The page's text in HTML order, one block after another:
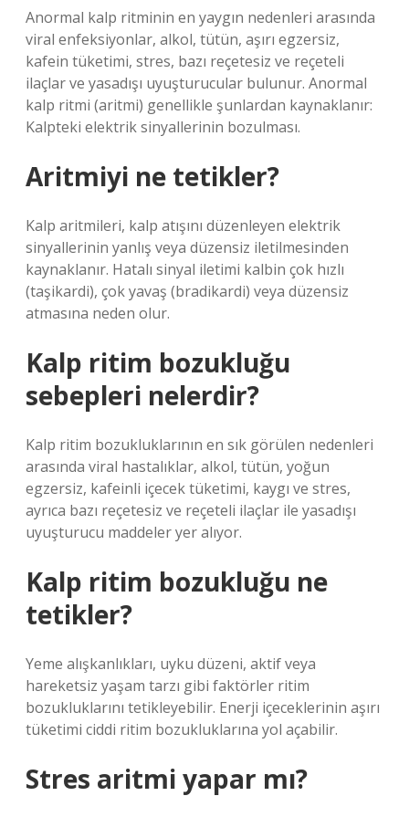
Anormal kalp ritminin en yaygın nedenleri arasında
viral enfeksiyonlar, alkol, tütün, aşırı egzersiz,
kafein tüketimi, stres, bazı reçetesiz ve reçeteli
ilaçlar ve yasadışı uyuşturucular bulunur. Anormal
kalp ritmi (aritmi) genellikle şunlardan kaynaklanır:
Kalpteki elektrik sinyallerinin bozulması.
Aritmiyi ne tetikler?
Kalp aritmileri, kalp atışını düzenleyen elektrik
sinyallerinin yanlış veya düzensiz iletilmesinden
kaynaklanır. Hatalı sinyal iletimi kalbin çok hızlı
(taşikardi), çok yavaş (bradikardi) veya düzensiz
atmasına neden olur.
Kalp ritim bozukluğu
sebepleri nelerdir?
Kalp ritim bozukluklarının en sık görülen nedenleri
arasında viral hastalıklar, alkol, tütün, yoğun
egzersiz, kafeinli içecek tüketimi, kaygı ve stres,
ayrıca bazı reçetesiz ve reçeteli ilaçlar ile yasadışı
uyuşturucu maddeler yer alıyor.
Kalp ritim bozukluğu ne
tetikler?
Yeme alışkanlıkları, uyku düzeni, aktif veya
hareketsiz yaşam tarzı gibi faktörler ritim
bozukluklarını tetikleyebilir. Enerji içeceklerinin aşırı
tüketimi ciddi ritim bozukluklarına yol açabilir.
Stres aritmi yapar mı?